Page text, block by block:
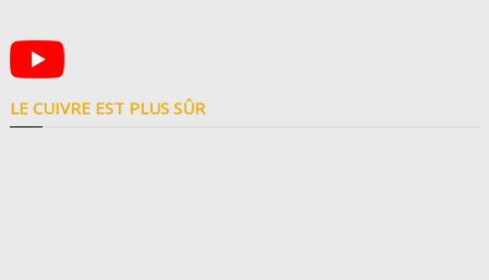
LE CUIVRE EST PLUS SÛR